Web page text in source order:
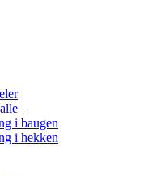
i baugen
i hekken